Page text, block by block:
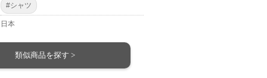
#シャツ
日本
類似商品を探す >